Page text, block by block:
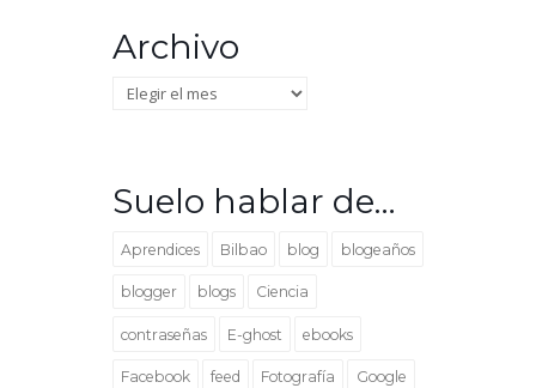
Archivo
Archivo
Suelo hablar de…
Aprendices Bilbao blog blogeaños
blogger blogs Ciencia
contraseñas E-ghost ebooks
Facebook feed Fotografía Google